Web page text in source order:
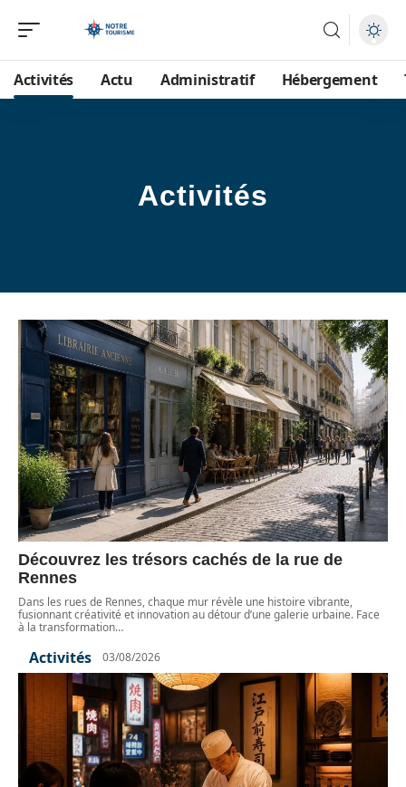
Activités Actu Administratif Hébergement
Activités
Découvrez les trésors cachés de la rue de
Rennes
Dans les rues de Rennes, chaque mur révèle une histoire vibrante,
fusionnant créativité et innovation au détour d’une galerie urbaine. Face
à la transformation…
Activités 03/08/2026